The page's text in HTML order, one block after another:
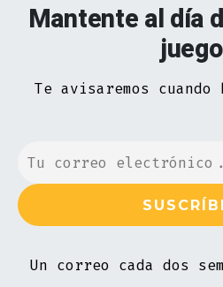
Mantente al día
Te avisaremos cuando
Un correo cada dos